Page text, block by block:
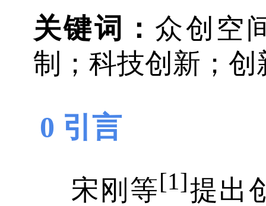
关键词： 众创空
制；科技创新；创
0 引言
宋刚等[1]提出